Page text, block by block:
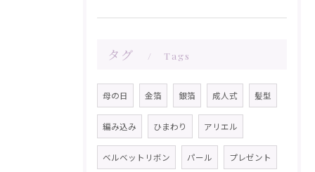
タグ Tags
母の日 金箔 銀箔 成人式 髪型
編み込み ひまわり アリエル
ベルベットリボン パール プレゼント